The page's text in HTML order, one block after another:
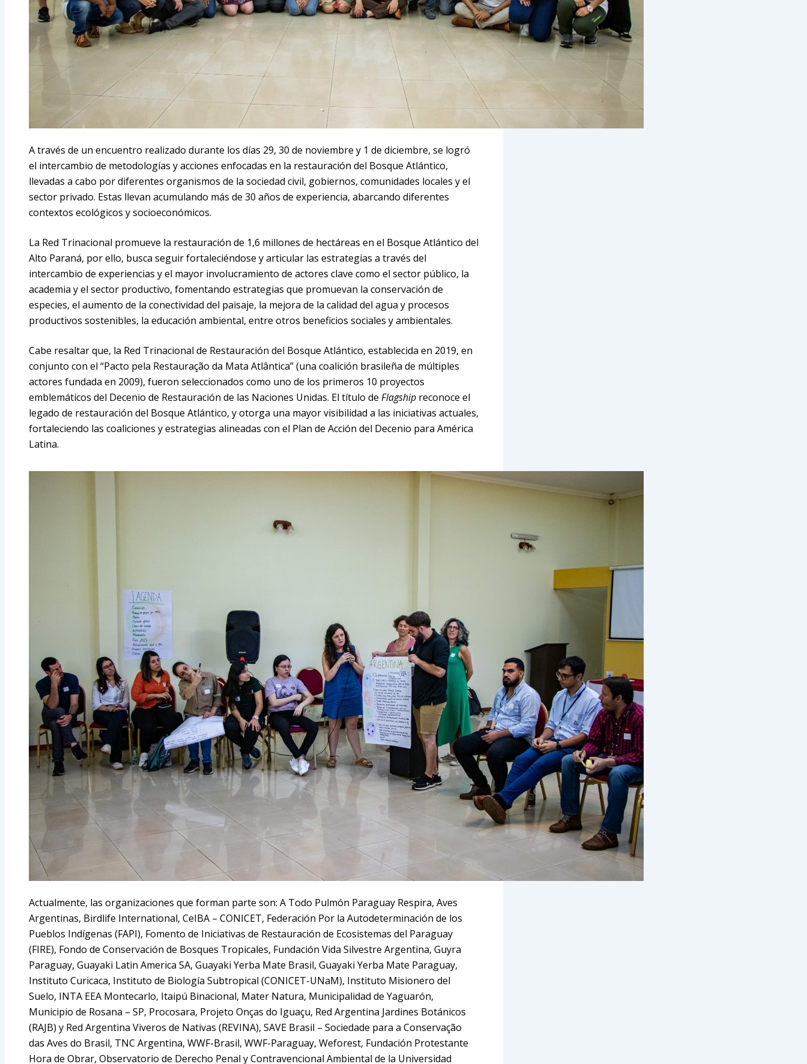
A través de un encuentro realizado durante los días 29, 30 de noviembre y 1 de diciembre, se logró
el intercambio de metodologías y acciones enfocadas en la restauración del Bosque Atlántico,
llevadas a cabo por diferentes organismos de la sociedad civil, gobiernos, comunidades locales y el
sector privado. Estas llevan acumulando más de 30 años de experiencia, abarcando diferentes
contextos ecológicos y socioeconómicos.
La Red Trinacional promueve la restauración de 1,6 millones de hectáreas en el Bosque Atlántico del
Alto Paraná, por ello, busca seguir fortaleciéndose y articular las estrategias a través del
intercambio de experiencias y el mayor involucramiento de actores clave como el sector público, la
academia y el sector productivo, fomentando estrategias que promuevan la conservación de
especies, el aumento de la conectividad del paisaje, la mejora de la calidad del agua y procesos
productivos sostenibles, la educación ambiental, entre otros beneficios sociales y ambientales.
Cabe resaltar que, la Red Trinacional de Restauración del Bosque Atlántico, establecida en 2019, en
conjunto con el “Pacto pela Restauração da Mata Atlântica” (una coalición brasileña de múltiples
actores fundada en 2009), fueron seleccionados como uno de los primeros 10 proyectos
emblemáticos del Decenio de Restauración de las Naciones Unidas. El título de Flagship reconoce el
legado de restauración del Bosque Atlántico, y otorga una mayor visibilidad a las iniciativas actuales,
fortaleciendo las coaliciones y estrategias alineadas con el Plan de Acción del Decenio para América
Latina.
Actualmente, las organizaciones que forman parte son: A Todo Pulmón Paraguay Respira, Aves
Argentinas, Birdlife International, CeIBA – CONICET, Federación Por la Autodeterminación de los
Pueblos Indígenas (FAPI), Fomento de Iniciativas de Restauración de Ecosistemas del Paraguay
(FIRE), Fondo de Conservación de Bosques Tropicales, Fundación Vida Silvestre Argentina, Guyra
Paraguay, Guayaki Latin America SA, Guayaki Yerba Mate Brasil, Guayaki Yerba Mate Paraguay,
Instituto Curicaca, Instituto de Biología Subtropical (CONICET-UNaM), Instituto Misionero del
Suelo, INTA EEA Montecarlo, Itaipú Binacional, Mater Natura, Municipalidad de Yaguarón,
Municipio de Rosana – SP, Procosara, Projeto Onças do Iguaçu, Red Argentina Jardines Botánicos
(RAJB) y Red Argentina Viveros de Nativas (REVINA), SAVE Brasil – Sociedade para a Conservação
das Aves do Brasil, TNC Argentina, WWF-Brasil, WWF-Paraguay, Weforest, Fundación Protestante
Hora de Obrar, Observatorio de Derecho Penal y Contravencional Ambiental de la Universidad